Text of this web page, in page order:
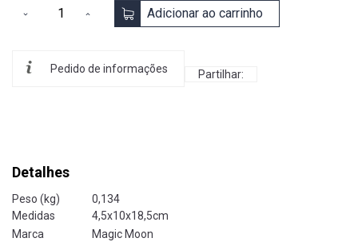
Adicionar ao carrinho
Pedido de informações Partilhar:
Detalhes
Peso (kg)
0,134
Medidas
4,5x10x18,5cm
Marca
Magic Moon